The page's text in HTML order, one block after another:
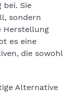
Sie
sondern
Herstellung
es eine
die sowohl
Alternative